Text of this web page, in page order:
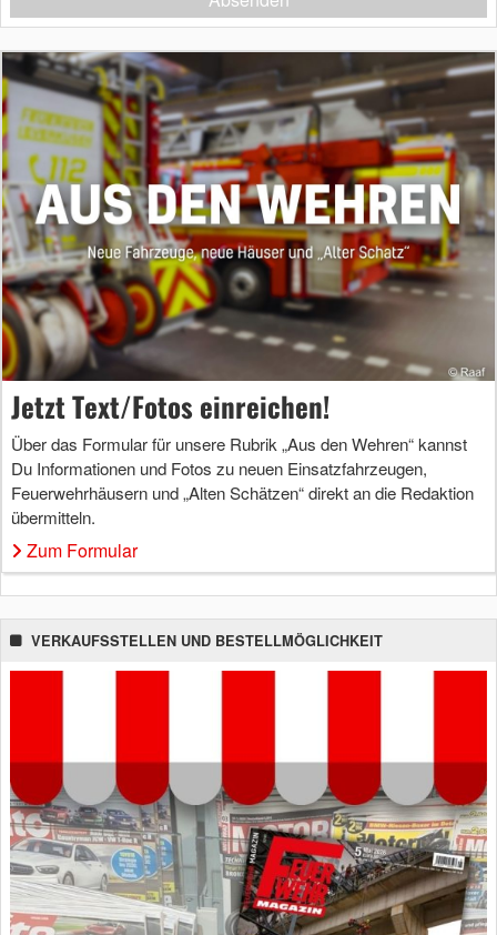
Jetzt Text/Fotos einreichen!
Über das Formular für unsere Rubrik „Aus den Wehren“ kannst
Du Informationen und Fotos zu neuen Einsatzfahrzeugen,
Feuerwehrhäusern und „Alten Schätzen“ direkt an die Redaktion
übermitteln.
Zum Formular
VERKAUFSSTELLEN UND BESTELLMÖGLICHKEIT